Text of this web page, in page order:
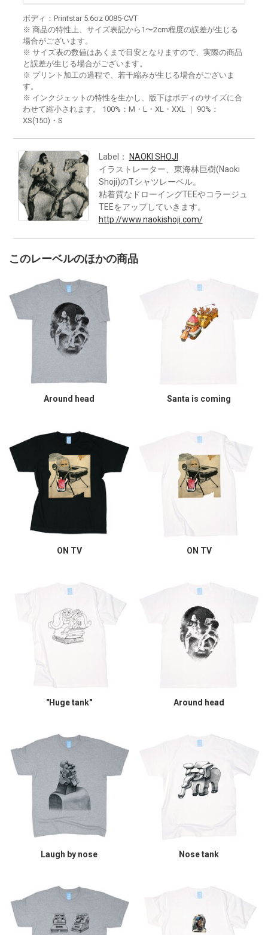
ボディ：Printstar 5.6oz 0085-CVT
※ 商品の特性上、サイズ表記から1〜2cm程度の誤差が生じる
場合がございます。
※ サイズ表の数値はあくまで目安となりますので、実際の商品
と誤差が生じる場合がございます。
※ プリント加工の過程で、若干縮みが生じる場合がございま
す。
※ インクジェットの特性を生かし、版下はボディのサイズに合
わせて縮小されます。 100%：M・L・XL・XXL ｜ 90%：
XS(150)・S
Label：
NAOKI SHOJI
イラストレーター、東海林巨樹(Naoki
Shoji)のTシャツレーベル。
粘着質なドローイングTEEやコラージュ
TEEをアップしていきます。
http://www.naokishoji.com/
このレーベルのほかの商品
Around head Santa is coming
ON TV ON TV
"Huge tank" Around head
Laugh by nose Nose tank